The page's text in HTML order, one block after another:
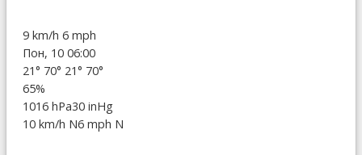
9 km/h 6 mph
Пон, 10 06:00
21° 70° 21° 70°
65%
1016 hPa30 inHg
10 km/h N6 mph N